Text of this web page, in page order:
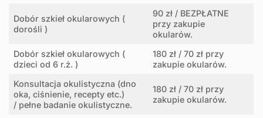
Dobór szkieł okularowych (
dorośli )
90 zł / BEZPŁATNE
przy zakupie
okularów.
Dobór szkieł okularowych (
dzieci od 6 r.ż. )
180 zł / 70 zł przy
zakupie okularów.
Konsultacja okulistyczna (dno
oka, ciśnienie, recepty etc.)
/ pełne badanie okulistyczne.
180 zł / 70 zł przy
zakupie okularów.